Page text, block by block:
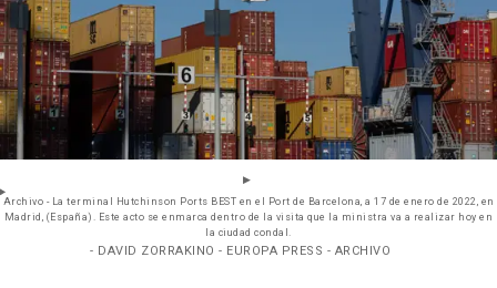
Archivo - La terminal Hutchinson Ports BEST en el Port de Barcelona, a 17 de enero de 2022, en
Madrid, (España). Este acto se enmarca dentro de la visita que la ministra va a realizar hoy en
la ciudad condal.
- DAVID ZORRAKINO - EUROPA PRESS - ARCHIVO